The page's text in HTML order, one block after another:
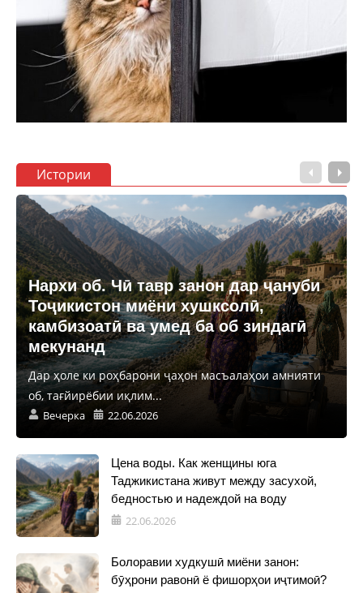
Истории
Нархи об. Чӣ тавр занон дар ҷануби
Тоҷикистон миёни хушксолӣ,
камбизоатӣ ва умед ба об зиндагӣ
мекунанд
Дар ҳоле ки роҳбарони ҷаҳон масъалаҳои амнияти
об, тағйирёбии иқлим...
Вечерка 22.06.2026
Цена воды. Как женщины юга
Таджикистана живут между засухой,
бедностью и надеждой на воду
22.06.2026
Болоравии худкушӣ миёни занон:
бӯҳрони равонӣ ё фишорҳои иҷтимоӣ?